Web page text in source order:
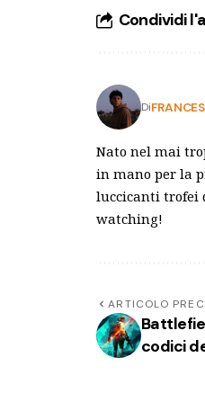
Condividi
Di
Nato nel mai
in mano per la
luccicanti trofei
watching!
ARTICOLO
codici